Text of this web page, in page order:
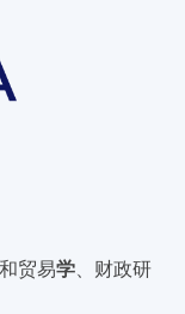
贸易学 、财政研